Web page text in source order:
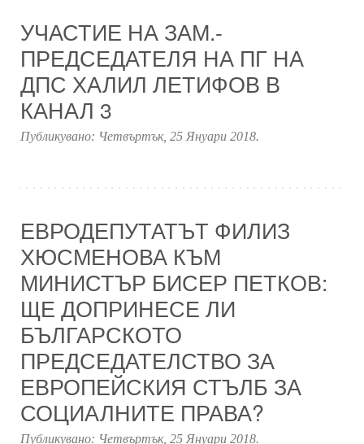
УЧАСТИЕ НА ЗАМ.-
ПРЕДСЕДАТЕЛЯ НА ПГ НА
ДПС ХАЛИЛ ЛЕТИФОВ В
КАНАЛ 3
Публикувано: Четвъртък, 25 Януари 2018.
ЕВРОДЕПУТАТЪТ ФИЛИЗ
ХЮСМЕНОВА КЪМ
МИНИСТЪР БИСЕР ПЕТКОВ:
ЩЕ ДОПРИНЕСЕ ЛИ
БЪЛГАРСКОТО
ПРЕДСЕДАТЕЛСТВО ЗА
ЕВРОПЕЙСКИЯ СТЪЛБ ЗА
СОЦИАЛНИТЕ ПРАВА?
Публикувано: Четвъртък, 25 Януари 2018.